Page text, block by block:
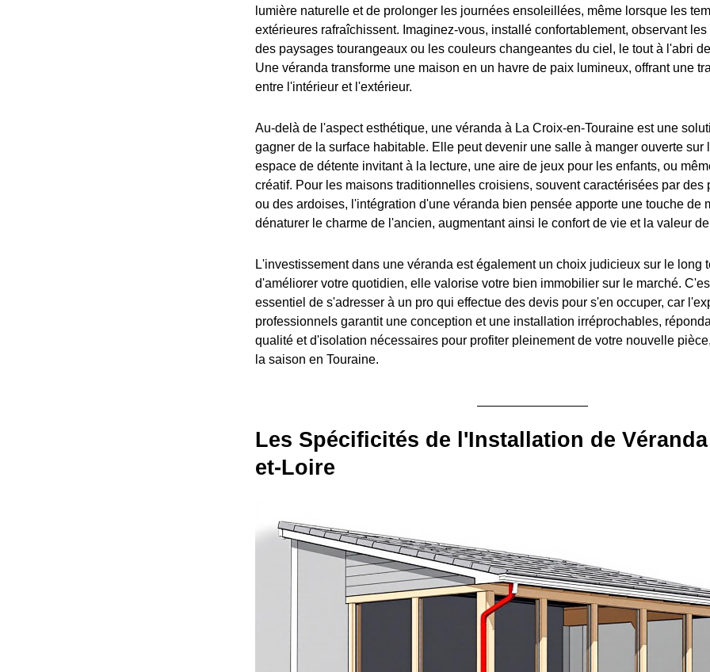
lumière naturelle et de prolonger les journées ensoleillées, même lorsque les
extérieures rafraîchissent. Imaginez-vous, installé confortablement, observant
des paysages tourangeaux ou les couleurs changeantes du ciel, le tout à l'abri
Une véranda transforme une maison en un havre de paix lumineux, offrant une
entre l'intérieur et l'extérieur.
Au-delà de l'aspect esthétique, une véranda à La Croix-en-Touraine est une
gagner de la surface habitable. Elle peut devenir une salle à manger ouverte sur
espace de détente invitant à la lecture, une aire de jeux pour les enfants, ou
créatif. Pour les maisons traditionnelles croisiens, souvent caractérisées par des
ou des ardoises, l'intégration d'une véranda bien pensée apporte une touche de
dénaturer le charme de l'ancien, augmentant ainsi le confort de vie et la valeur
L'investissement dans une véranda est également un choix judicieux sur le long
d'améliorer votre quotidien, elle valorise votre bien immobilier sur le marché.
essentiel de s'adresser à un pro qui effectue des devis pour s'en occuper, car
professionnels garantit une conception et une installation irréprochables,
qualité et d'isolation nécessaires pour profiter pleinement de votre nouvelle
la saison en Touraine.
Les Spécificités de l'Installation de
et-Loire